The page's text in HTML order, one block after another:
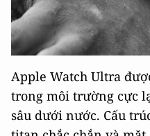
Apple Watch Ultra
trong môi trường cực
sâu dưới nước. Cấu